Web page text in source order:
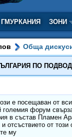
ГМУРКАНИЯ ЗОНИ
Обща
ПО
е посещаван от
големия форум
в състав Пламен
отсъствието от този
му